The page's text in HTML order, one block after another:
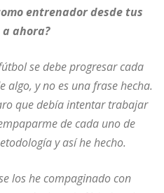
entrenador desde tus
ahora?
se debe progresar cada
algo, y no es una frase hecha.
que debía intentar trabajar
de cada uno de
y así he hecho.
los he compaginado con